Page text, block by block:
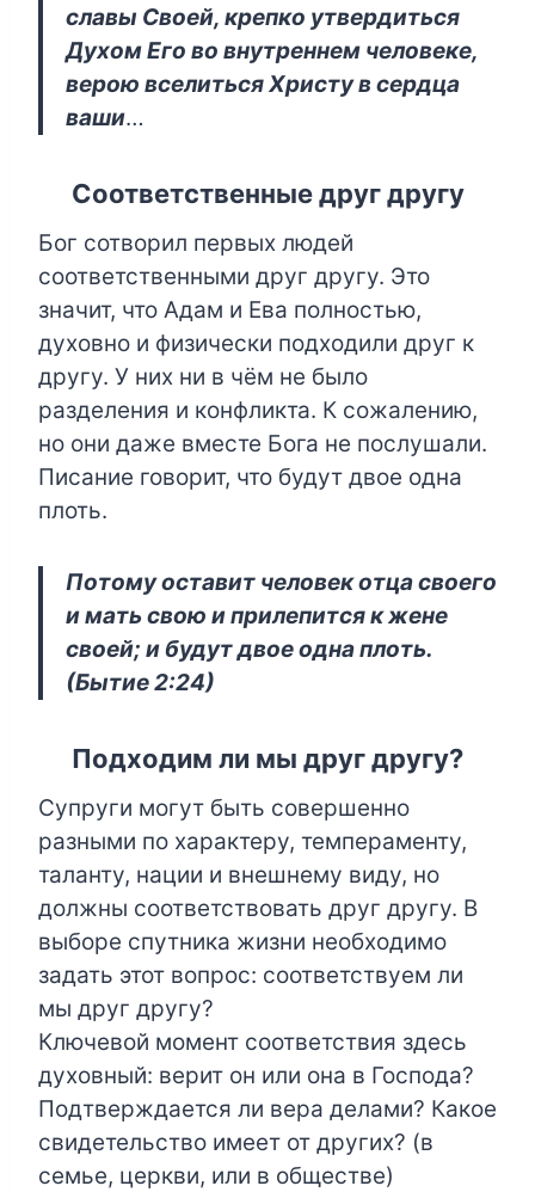
славы Своей, крепко утвердиться
Духом Его во внутреннем человеке,
верою вселиться Христу в сердца
ваши…
Соответственные друг другу
Бог сотворил первых людей
соответственными друг другу. Это
значит, что Адам и Ева полностью,
духовно и физически подходили друг к
другу. У них ни в чём не было
разделения и конфликта. К сожалению,
но они даже вместе Бога не послушали.
Писание говорит, что будут двое одна
плоть.
Потому оставит человек отца своего
и мать свою и прилепится к жене
своей; и будут двое одна плоть.
(Бытие 2:24)
Подходим ли мы друг другу?
Супруги могут быть совершенно
разными по характеру, темпераменту,
таланту, нации и внешнему виду, но
должны соответствовать друг другу. В
выборе спутника жизни необходимо
задать этот вопрос: соответствуем ли
мы друг другу?
Ключевой момент соответствия здесь
духовный: верит он или она в Господа?
Подтверждается ли вера делами? Какое
свидетельство имеет от других? (в
семье, церкви, или в обществе)